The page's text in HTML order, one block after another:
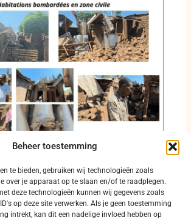
Beheer toestemming
te bieden, gebruiken wij technologieën zoals
over je apparaat op te slaan en/of te raadplegen.
deze technologieën kunnen wij gegevens zoals
op deze site verwerken. Als je geen toestemming
intrekt, kan dit een nadelige invloed hebben op
in Kamanyola
zware humanitaire gevolgen in